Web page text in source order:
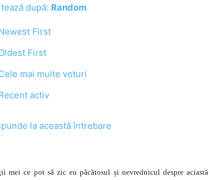
după: Random
First
First
mai multe voturi
activ
la această întrebare
mei ce pot să zic eu păcătosul și nevrednicul despre